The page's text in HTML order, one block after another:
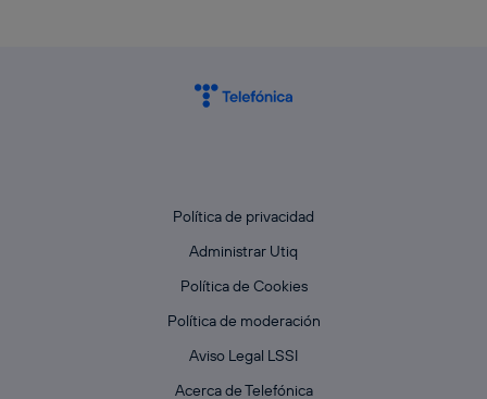
Política de privacidad
Administrar Utiq
Política de Cookies
Política de moderación
Aviso Legal LSSI
Acerca de Telefónica